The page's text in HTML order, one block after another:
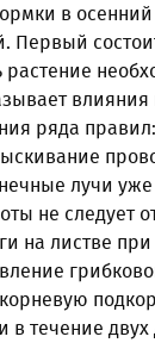
в
Первый
растение
ряда правил:
лучи
не следует
на листве
в течение